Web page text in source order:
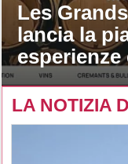
Les
lancia la
maison
LA NOTIZIA